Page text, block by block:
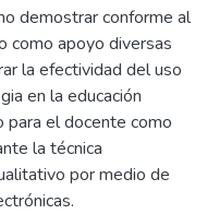
demostrar conforme al
como apoyo diversas
la efectividad del uso
en la educación
para el docente como
la técnica
por medio de